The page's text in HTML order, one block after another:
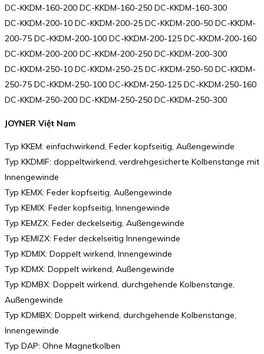
DC-KKDM-160-200 DC-KKDM-160-250 DC-KKDM-160-300
DC-KKDM-200-10 DC-KKDM-200-25 DC-KKDM-200-50 DC-KKDM-
200-75 DC-KKDM-200-100 DC-KKDM-200-125 DC-KKDM-200-160
DC-KKDM-200-200 DC-KKDM-200-250 DC-KKDM-200-300
DC-KKDM-250-10 DC-KKDM-250-25 DC-KKDM-250-50 DC-KKDM-
250-75 DC-KKDM-250-100 DC-KKDM-250-125 DC-KKDM-250-160
DC-KKDM-250-200 DC-KKDM-250-250 DC-KKDM-250-300
JOYNER Việt Nam
Typ KKEM: einfachwirkend, Feder kopfseitig, Außengewinde
Typ KKDMIF: doppeltwirkend, verdrehgesicherte Kolbenstange mit
Innengewinde
Typ KEMX: Feder kopfseitig, Außengewinde
Typ KEMIX: Feder kopfseitig, Innengewinde
Typ KEMZX: Feder deckelseitig, Außengewinde
Typ KEMIZX: Feder deckelseitig Innengewinde
Typ KDMIX: Doppelt wirkend, Innengewinde
Typ KDMX: Doppelt wirkend, Außengewinde
Typ KDMBX: Doppelt wirkend, durchgehende Kolbenstange,
Außengewinde
Typ KDMIBX: Doppelt wirkend, durchgehende Kolbenstange,
Innengewinde
Typ DAP: Ohne Magnetkolben